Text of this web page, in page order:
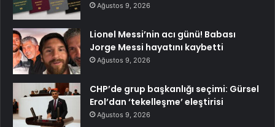
Ağustos 9, 2026
Lionel Messi’nin acı günü! Babası
Jorge Messi hayatını kaybetti
Ağustos 9, 2026
CHP’de grup başkanlığı seçimi: Gürsel
Erol’dan ‘tekelleşme’ eleştirisi
Ağustos 9, 2026